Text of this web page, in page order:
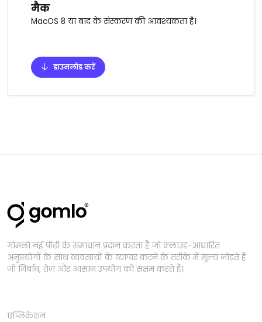
मैक
MacOS 8 या बाद के संस्करण की आवश्यकता है।
डाउनलोड करें
गोमलो नई पीढ़ी के समाधान प्रदान करता है जो क्लाउड-आधारित
अनुप्रयोगों के साथ व्यवसायों के व्यापार करने के तरीके में मूल्य जोड़ते हैं
जो निर्बाध, तेज़ और आसान उपयोग को सक्षम करते हैं।
एप्लिकेशन